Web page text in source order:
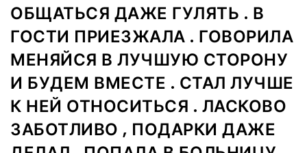
ОБЩАТЬСЯ ДАЖЕ ГУЛЯТЬ . В
ГОСТИ ПРИЕЗЖАЛА . ГОВОРИЛА
МЕНЯЙСЯ В ЛУЧШУЮ СТОРОНУ
И БУДЕМ ВМЕСТЕ . СТАЛ ЛУЧШЕ
К НЕЙ ОТНОСИТЬСЯ . ЛАСКОВО
ЗАБОТЛИВО , ПОДАРКИ ДАЖЕ